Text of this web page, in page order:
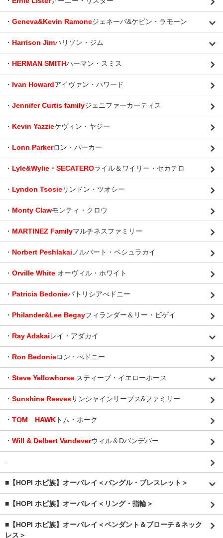
・ Geneva&Kevin Ramoneジェネーバ&ケビン・ラモーン
・ Harrison Jimハリソン・ジム
・ HERMAN SMITHハーマン・スミス
・ Ivan Howardアイヴァン・ハワード
・ Jennifer Curtis familyジェニファーカーティス
・ Kevin Yazzieケヴィン・ヤジー
・ Lonn Parkerロン・パーカー
・ Lyle&Wylie・SECATEROライル＆ワイリー・セカテロ
・ Lyndon Tsosieリンドン・ツオシー
・ Monty Clawモンティ・クロウ
・ MARTINEZ Familyマルチネスファミリー
・ Norbert Peshlakai ノルバート・ペシュラカイ
・ Orville White オーヴィル・ホワイト
・ Patricia Bedonieパトリシアべドニー
・ Philander&Lee Begayフィランダー＆リー・ビゲイ
・ Ray Adakaiレイ・アダカイ
・ Ron Bedonieロン・べドニー
・ Steve Yellowhorse スティーブ・イエローホース
・ Sunshine Reevesサンシャインリーブス&ファミリー
・ TOM HAWK トム・ホーク
・ Will & Delbert Vandeverウィル＆Dバンデバー
■【HOPI ホピ族】オーバレイ＜バングル・ブレスレット＞
■【HOPI ホピ族】オーバレイ＜リング・指輪＞
■【HOPI ホピ族】オーバレイ＜ペンダント＆ブローチ＆ネック
レス＞